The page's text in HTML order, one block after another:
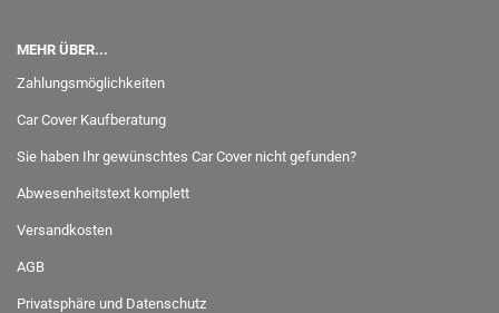
MEHR ÜBER...
Zahlungsmöglichkeiten
Car Cover Kaufberatung
Sie haben Ihr gewünschtes Car Cover nicht gefunden?
Abwesenheitstext komplett
Versandkosten
AGB
Privatsphäre und Datenschutz